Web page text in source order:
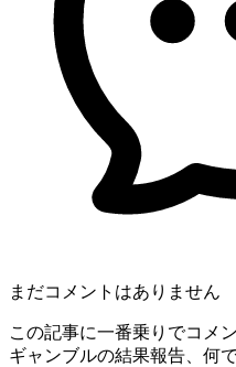
まだコメントはありません
この記事に一番乗りでコメ
ギャンブルの結果報告、何